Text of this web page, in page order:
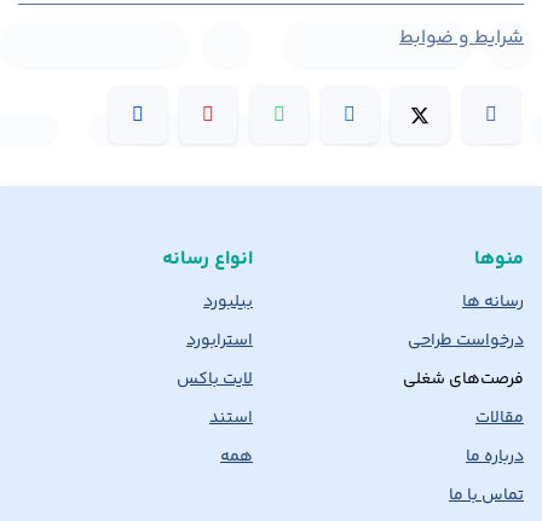
شرایط و ضوابط
منوها
رسانه ها
درخواست طراحی
فرصت‌های شغلی
مقالات
درباره ما
تماس با ما
انواع رسانه
بیلبورد
استرابورد
لایت باکس
استند
همه